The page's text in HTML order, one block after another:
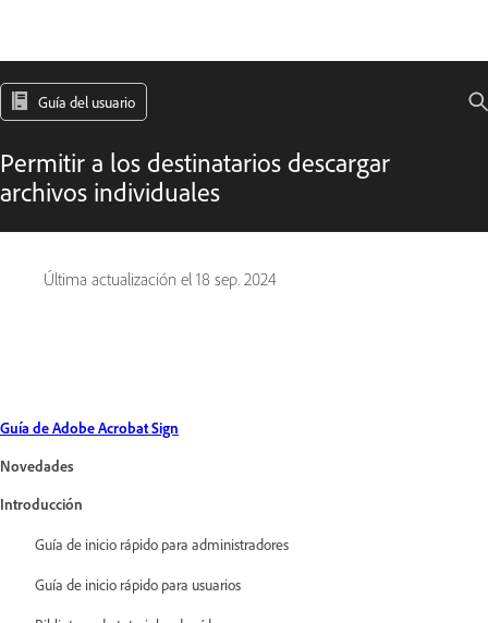
Guía del usuario
Permitir a los destinatarios descargar
archivos individuales
Última actualización el 18 sep. 2024
Guía de Adobe Acrobat Sign
Novedades
Introducción
Guía de inicio rápido para administradores
Guía de inicio rápido para usuarios